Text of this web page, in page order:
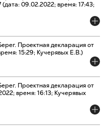
09.02.2022; время: 17:43;
Проектная декларация от
15:29; Кучерявых Е.В.)
Проектная декларация от
время: 16:13; Кучерявых